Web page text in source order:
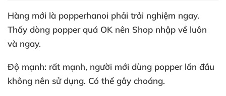
Hàng mới là popperhanoi phải trải nghiệm ngay.
Thấy dòng popperquá OK nên Shop nhập về luôn
và ngay.
Độ mạnh: rất mạnh, người mới dùng popper lần đầu
không nên sử dụng. Có thể gây choáng.